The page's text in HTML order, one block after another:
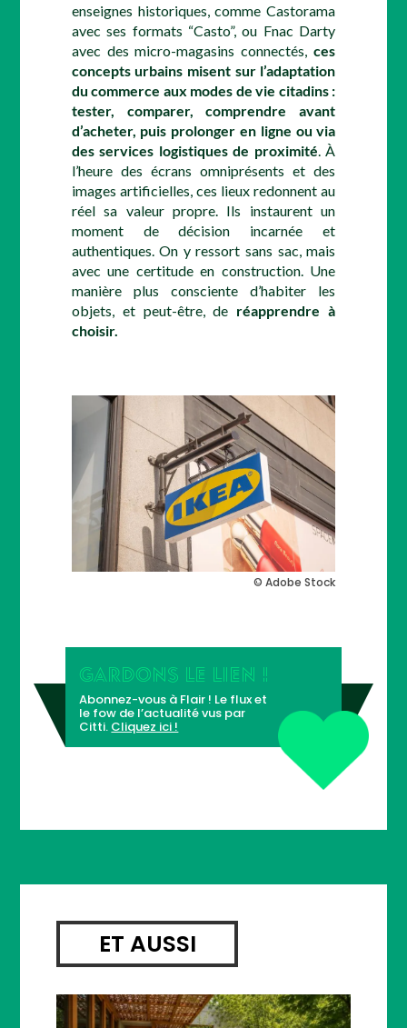
enseignes historiques, comme Castorama
avec ses formats “Casto”, ou Fnac Darty
avec des micro-magasins connectés,ces
concepts urbains misent sur l’adaptation
du commerce aux modes de vie citadins :
tester, comparer, comprendre avant
d’acheter, puis prolonger en ligne ou via
des services logistiques de proximité. À
l’heure des écrans omniprésents et des
images artificielles, ces lieux redonnent au
réel sa valeur propre. Ils instaurent un
moment de décision incarnée et
authentiques. On y ressort sans sac, mais
avec une certitude en construction. Une
manière plus consciente d’habiter les
objets, et peut-être, de réapprendre à
choisir.
© Adobe Stock
GARDONS LE LIEN !
Abonnez-vous à Flair ! Le flux et
le fow de l’actualité vus par
Citti. Cliquez ici !
ET AUSSI